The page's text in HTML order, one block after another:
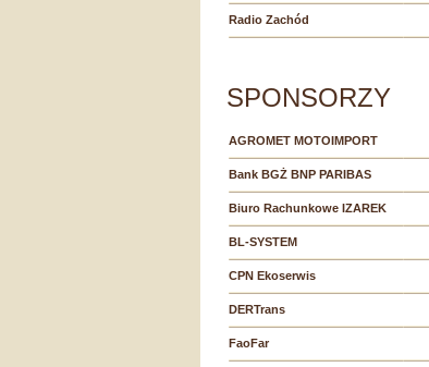
Radio Zachód
SPONSORZY
AGROMET MOTOIMPORT
Bank BGŻ BNP PARIBAS
Biuro Rachunkowe IZAREK
BL-SYSTEM
CPN Ekoserwis
DERTrans
FaoFar